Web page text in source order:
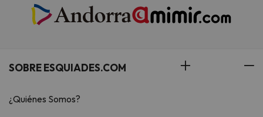
SOBRE ESQUIADES.COM
¿Quiénes Somos?